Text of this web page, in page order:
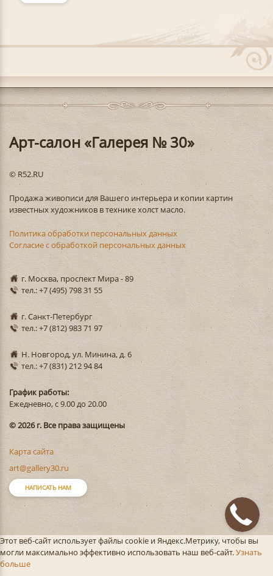
Арт-салон «Галерея № 30»
© R52.RU
Продажа живописи для Вашего интерьера и копии картин
известных художников в технике холст масло.
Политика обработки персональных данных
Согласие с обработкой персональных данных
г. Москва, проспект Мира - 89
тел.: +7 (495) 798 31 55
г. Санкт-Петербург
тел.: +7 (812) 983 71 97
Н. Новгород, ул. Минина, д. 6
тел.: +7 (831) 212 94 84
График работы:
Ежедневно, с 9.00 до 20.00
© 2026 г. Все права защищены
Карта сайта
art@gallery30.ru
НАПИСАТЬ НАМ
Этот веб-сайт использует файлы cookie и Яндекс.Метрику, чтобы вы
могли максимально эффективно использовать наш веб-сайт.Узнать
больше